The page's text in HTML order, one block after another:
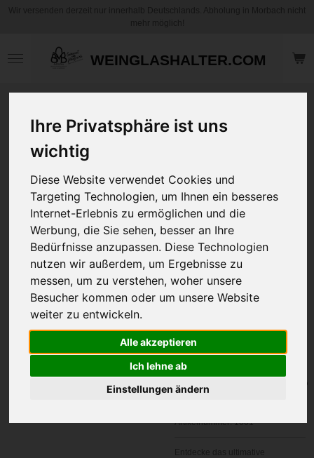
Ihre Privatsphäre ist uns
wichtig
Diese Website verwendet Cookies und
Targeting Technologien, um Ihnen ein besseres
Internet-Erlebnis zu ermöglichen und die
Werbung, die Sie sehen, besser an Ihre
Bedürfnisse anzupassen. Diese Technologien
nutzen wir außerdem, um Ergebnisse zu
messen, um zu verstehen, woher unsere
Besucher kommen oder um unsere Website
weiter zu entwickeln.
Alle akzeptieren
Ich lehne ab
Einstellungen ändern
WEINGLASHALTER.COM
Becher / Tasse -
Personalisierung
12,95 €
Versandkosten
Art
In den
Artikelnummer: 1001
Entdecke das ultimative